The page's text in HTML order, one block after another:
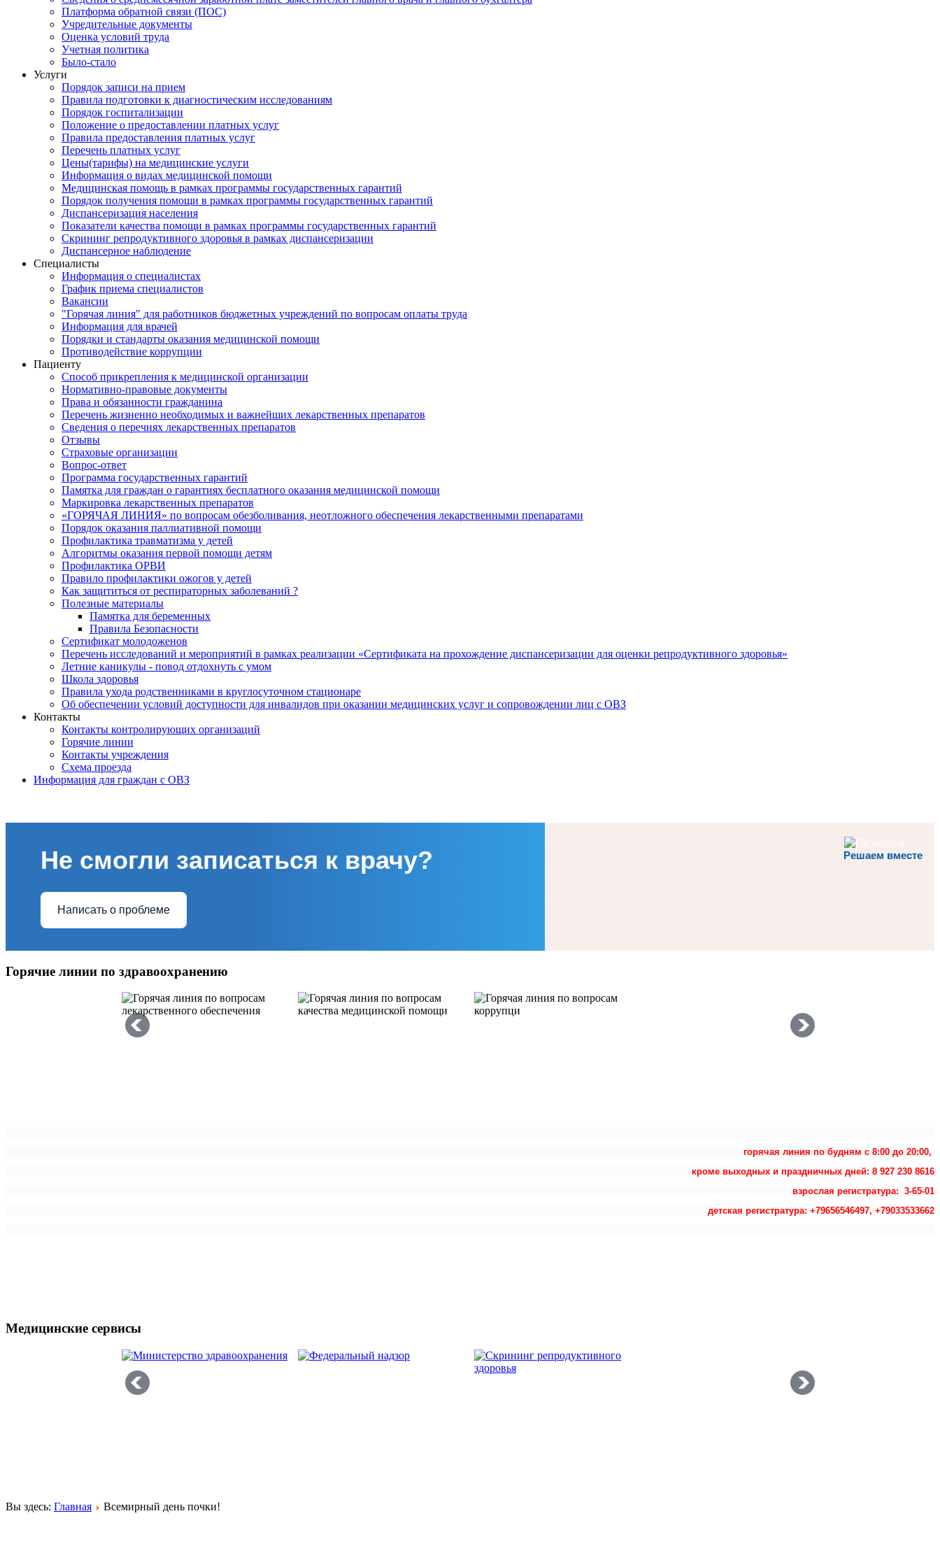
Платформа обратной связи (ПОС)
Учредительные документы
Оценка условий труда
Учетная политика
Было-стало
Услуги
Порядок записи на прием
Правила подготовки к диагностическим исследованиям
Порядок госпитализации
Положение о предоставлении платных услуг
Правила предоставления платных услуг
Перечень платных услуг
Цены(тарифы) на медицинские услуги
Информация о видах медицинской помощи
Медицинская помощь в рамках программы государственных гарантий
Порядок получения помощи в рамках программы государственных гарантий
Диспансеризация населения
Показатели качества помощи в рамках программы государственных гарантий
Скрининг репродуктивного здоровья в рамках диспансеризации
Диспансерное наблюдение
Специалисты
Информация о специалистах
График приема специалистов
Вакансии
"Горячая линия" для работников бюджетных учреждений по вопросам оплаты труда
Информация для врачей
Порядки и стандарты оказания медицинской помощи
Противодействие коррупции
Пациенту
Способ прикрепления к медицинской организации
Нормативно-правовые документы
Права и обязанности гражданина
Перечень жизненно необходимых и важнейших лекарственных препаратов
Сведения о перечнях лекарственных препаратов
Отзывы
Страховые организации
Вопрос-ответ
Программа государственных гарантий
Памятка для граждан о гарантиях бесплатного оказания медицинской помощи
Маркировка лекарственных препаратов
«ГОРЯЧАЯ ЛИНИЯ» по вопросам обезболивания, неотложного обеспечения лекарственными препаратами
Порядок оказания паллиативной помощи
Профилактика травматизма у детей
Алгоритмы оказания первой помощи детям
Профилактика ОРВИ
Правило профилактики ожогов у детей
Как защититься от респираторных заболеваний ?
Полезные материалы
Памятка для беременных
Правила Безопасности
Сертификат молодоженов
Перечень исследований и мероприятий в рамках реализации «Сертификата на прохождение диспансеризации для оценки репродуктивного здоровья»
Летние каникулы - повод отдохнуть с умом
Школа здоровья
Правила ухода родственниками в круглосуточном стационаре
Об обеспечении условий доступности для инвалидов при оказании медицинских услуг и сопровождении лиц с ОВЗ
Контакты
Контакты контролирующих организаций
Горячие линии
Контакты учреждения
Схема проезда
Информация для граждан с ОВЗ
Решаем вместе
Не смогли записаться к врачу?
Написать о проблеме
Горячие линии по здравоохранению
горячая линия по будням с 8:00 до 20:00,
кроме выходных и праздничных дней: 8 927 230 8616
взрослая регистратура: 3-65-01
детская регистратура: +79656546497, +79033533662
Медицинские сервисы
Вы здесь: Главная Всемирный день почки!